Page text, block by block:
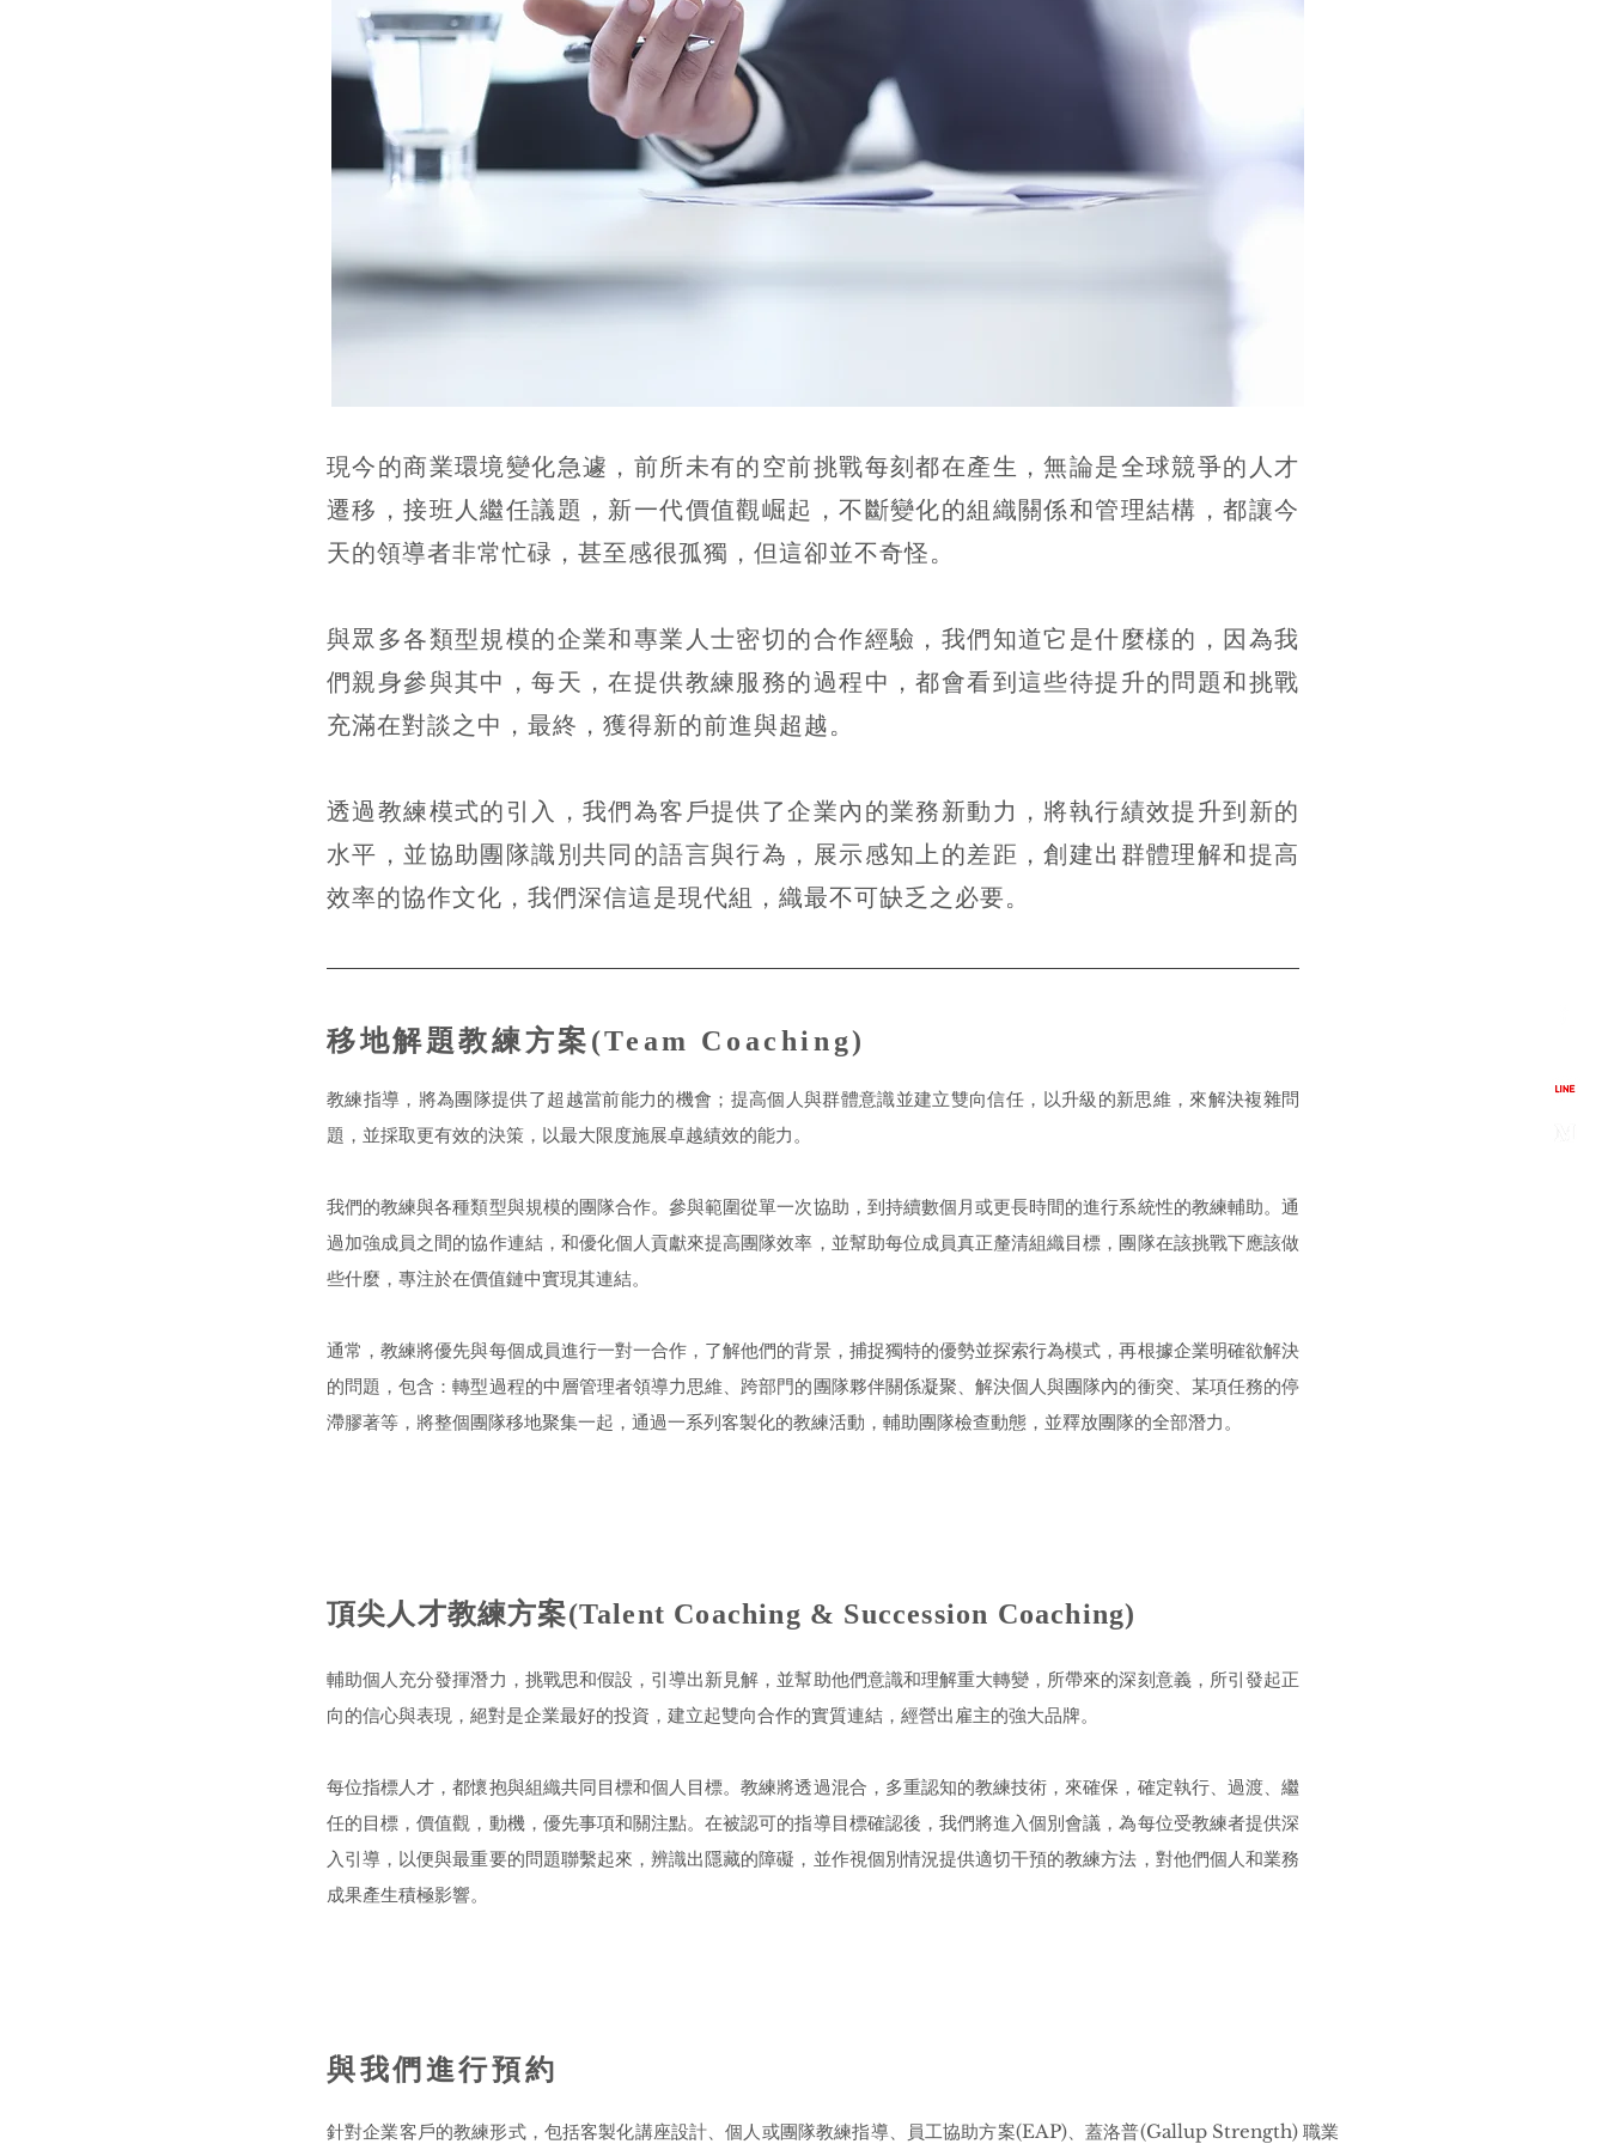
一對一教練諮詢服務(CareerCoaching)
現今的商業環境變化急遽，前所未有的空前挑戰每刻都在產生，無論是全球競爭的人才
遷移，接班人繼任議題，新一代價值觀崛起，不斷變化的組織關係和管理結構，都讓今
天的領導者非常忙碌，甚至感很孤獨，但這卻並不奇怪。
與眾多各類型規模的企業和專業人士密切的合作經驗，我們知道它是什麼樣的，因為我
們親身參與其中，每天，在提供教練服務的過程中，都會看到這些待提升的問題和挑戰
充滿在對談之中，最終，獲得新的前進與超越。
透過教練模式的引入，我們為客戶提供了企業內的業務新動力，將執行績效提升到新的
水平，並協助團隊識別共同的語言與行為，展示感知上的差距，創建出群體理解和提高
效率的協作文化，我們深信這是現代組，織最不可缺乏之必要。
移地解題教練方案(Team Coaching)
教練指導，將為團隊提供了超越當前能力的機會；提高個人與群體意識並建立雙向信任，以升級的新思維，來解決複雜問
題，並採取更有效的決策，以最大限度施展卓越績效的能力。
我們的教練與各種類型與規模的團隊合作。參與範圍從單一次協助，到持續數個月或更長時間的進行系統性的教練輔助。通
過加強成員之間的協作連結，和優化個人貢獻來提高團隊效率，並幫助每位成員真正釐清組織目標，團隊在該挑戰下應該做
些什麼，專注於在價值鏈中實現其連結。
通常，教練將優先與每個成員進行一對一合作，了解他們的背景，捕捉獨特的優勢並探索行為模式，再根據企業明確欲解決
的問題，包含：轉型過程的中層管理者領導力思維、跨部門的團隊夥伴關係凝聚、解決個人與團隊內的衝突、某項任務的停
滯膠著等，將整個團隊移地聚集一起，通過一系列客製化的教練活動，輔助團隊檢查動態，並釋放團隊的全部潛力。
頂尖人才教練方案(Talent Coaching & Succession Coaching)
輔助個人充分發揮潛力，挑戰思和假設，引導出新見解，並幫助他們意識和理解重大轉變，所帶來的深刻意義，所引發起正
向的信心與表現，絕對是企業最好的投資，建立起雙向合作的實質連結，經營出雇主的強大品牌。
每位指標人才，都懷抱與組織共同目標和個人目標。教練將透過混合，多重認知的教練技術，來確保，確定執行、過渡、繼
任的目標，價值觀，動機，優先事項和關注點。在被認可的指導目標確認後，我們將進入個別會議，為每位受教練者提供深
入引導，以便與最重要的問題聯繫起來，辨識出隱藏的障礙，並作視個別情況提供適切干預的教練方法，對他們個人和業務
成果產生積極影響。
與我們進行預約
針對企業客戶的教練形式，包括客製化講座設計、個人或團隊教練指導、員工協助方案(EAP)、蓋洛普(Gallup Strength) 職業